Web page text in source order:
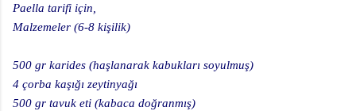
Paella tarifi için,
Malzemeler (6-8 kişilik)
500 gr karides (haşlanarak kabukları soyulmuş)
4 çorba kaşığı zeytinyağı
500 gr tavuk eti (kabaca doğranmış)